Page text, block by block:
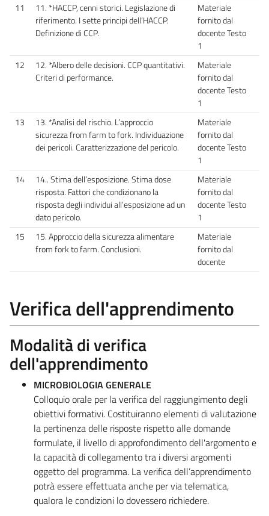
11
11. *HACCP, cenni storici. Legislazione di
riferimento. I sette principi dell’HACCP.
Definizione di CCP.
Materiale
fornito dal
docente Testo
1
12
12. *Albero delle decisioni. CCP quantitativi.
Criteri di performance.
Materiale
fornito dal
docente Testo
1
13
13. *Analisi del rischio. L’approccio
sicurezza from farm to fork. Individuazione
dei pericoli. Caratterizzazione del pericolo.
Materiale
fornito dal
docente Testo
1
14
14.. Stima dell’esposizione. Stima dose
risposta. Fattori che condizionano la
risposta degli individui all’esposizione ad un
dato pericolo.
Materiale
fornito dal
docente Testo
1
15
15. Approccio della sicurezza alimentare
from fork to farm. Conclusioni.
Materiale
fornito dal
docente
Verifica dell'apprendimento
Modalità di verifica
dell'apprendimento
MICROBIOLOGIA GENERALE
Colloquio orale per la verifica del raggiungimento degli
obiettivi formativi. Costituiranno elementi di valutazione
la pertinenza delle risposte rispetto alle domande
formulate, il livello di approfondimento dell'argomento e
la capacità di collegamento tra i diversi argomenti
oggetto del programma. La verifica dell’apprendimento
potrà essere effettuata anche per via telematica,
qualora le condizioni lo dovessero richiedere.